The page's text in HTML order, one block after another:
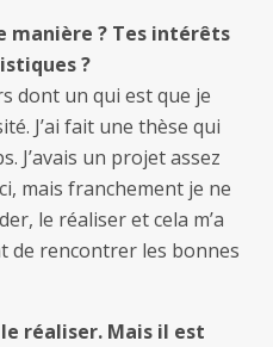
manière ? Tes intérêts
?
dont un qui est que je
J’ai fait une thèse qui
J’avais un projet assez
mais franchement je ne
le réaliser et cela m’a
de rencontrer les bonnes
réaliser. Mais il est